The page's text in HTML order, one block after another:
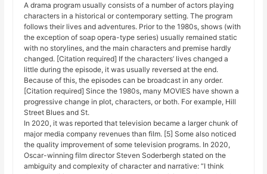
A drama program usually consists of a number of actors playing
characters in a historical or contemporary setting. The program
follows their lives and adventures. Prior to the 1980s, shows (with
the exception of soap opera-type series) usually remained static
with no storylines, and the main characters and premise hardly
changed. [Citation required] If the characters’ lives changed a
little during the episode, it was usually reversed at the end.
Because of this, the episodes can be broadcast in any order.
[Citation required] Since the 1980s, many MOVIES have shown a
progressive change in plot, characters, or both. For example, Hill
Street Blues and St.
In 2020, it was reported that television became a larger chunk of
major media company revenues than film. [5] Some also noticed
the quality improvement of some television programs. In 2020,
Oscar-winning film director Steven Soderbergh stated on the
ambiguity and complexity of character and narrative: “I think